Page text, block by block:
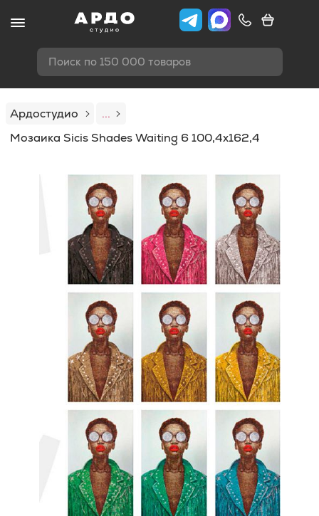
Поиск по 150 000 товаров
Ардостудио
...
Мозаика Sicis Shades Waiting 6 100,4x162,4